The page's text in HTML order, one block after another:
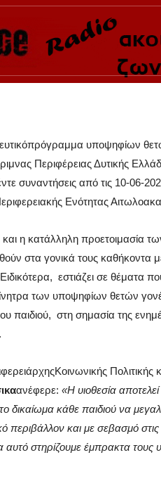
υποψηφίων
Περιφέρειας Δυτικής
συναντήσεις από τις 10-06-
Ενότητας
και η κατάλληλη
στα γονικά τους καθήκοντα
εστιάζει σε θέματα
των υποψηφίων θετών
παιδιού, στη σημασία της
Πολιτικής
ανέφερε: «Η υιοθεσία αποτελεί
δικαίωμα κάθε παιδιού να
περιβάλλον και με σεβασμό
στηρίζουμε έμπρακτα τους